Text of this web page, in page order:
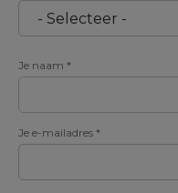
Je naam *
Je e-mailadres *